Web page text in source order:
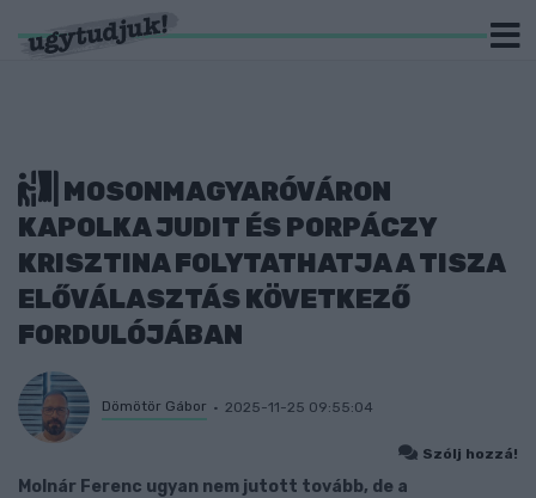
MOSONMAGYARÓVÁRON
KAPOLKA JUDIT ÉS PORPÁCZY
KRISZTINA FOLYTATHATJA A TISZA
ELŐVÁLASZTÁS KÖVETKEZŐ
FORDULÓJÁBAN
Dömötör Gábor 2025-11-25 09:55:04
Szólj hozzá!
Molnár Ferenc ugyan nem jutott tovább, de a